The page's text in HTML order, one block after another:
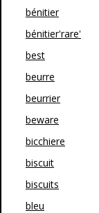
bénitier
bénitier'rare'
best
beurre
beurrier
beware
bicchiere
biscuit
biscuits
bleu